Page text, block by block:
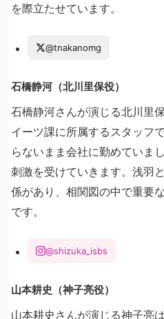
を際立たせています。
@tnakanomg
石橋静河（北川里保役）
石橋静河さんが演じる北川里
イーツ課に所属するスタッフ
らないまま会社に勤めていま
刺激を受けていきます。浅羽
係があり、相関図の中で重要
です。
@shizuka_isbs
山本耕史（神子亮役）
山本耕史さんが演じる神子亮